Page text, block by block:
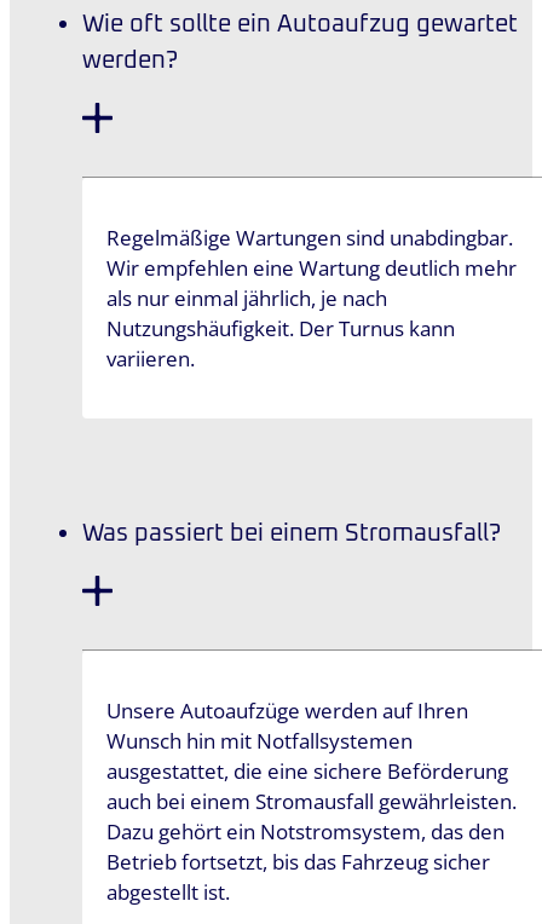
Wie oft sollte ein Autoaufzug gewartet
werden?
Regelmäßige Wartungen sind unabdingbar.
Wir empfehlen eine Wartung deutlich mehr
als nur einmal jährlich, je nach
Nutzungshäufigkeit. Der Turnus kann
variieren.
Was passiert bei einem Stromausfall?
Unsere Autoaufzüge werden auf Ihren
Wunsch hin mit Notfallsystemen
ausgestattet, die eine sichere Beförderung
auch bei einem Stromausfall gewährleisten.
Dazu gehört ein Notstromsystem, das den
Betrieb fortsetzt, bis das Fahrzeug sicher
abgestellt ist.